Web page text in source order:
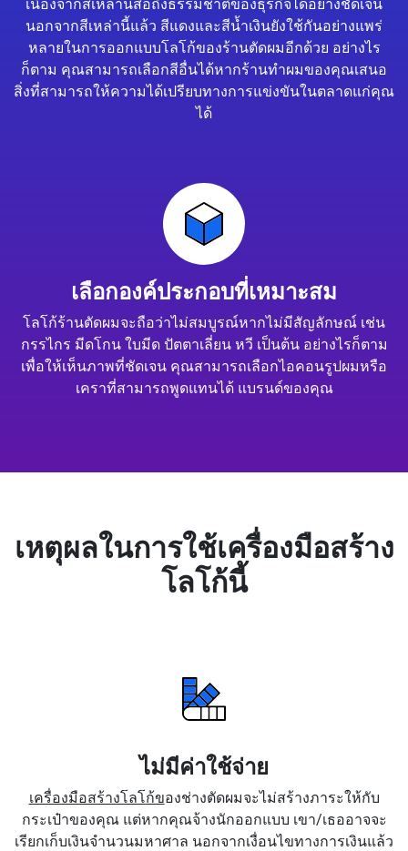
เนื่องจากสีเหล่านี้สื่อถึงธรรมชาติของธุรกิจได้อย่างชัดเจน
นอกจากสีเหล่านี้แล้ว สีแดงและสีน้ำเงินยังใช้กันอย่างแพร่
หลายในการออกแบบโลโก้ของร้านตัดผมอีกด้วย อย่างไร
ก็ตาม คุณสามารถเลือกสีอื่นได้หากร้านทำผมของคุณเสนอ
สิ่งที่สามารถให้ความได้เปรียบทางการแข่งขันในตลาดแก่คุณ
ได้
เลือกองค์ประกอบที่เหมาะสม
โลโก้ร้านตัดผมจะถือว่าไม่สมบูรณ์หากไม่มีสัญลักษณ์ เช่น
กรรไกร มีดโกน ใบมีด ปัตตาเลี่ยน หวี เป็นต้น อย่างไรก็ตาม
เพื่อให้เห็นภาพที่ชัดเจน คุณสามารถเลือกไอคอนรูปผมหรือ
เคราที่สามารถพูดแทนได้ แบรนด์ของคุณ
เหตุผลในการใช้เครื่องมือสร้าง
โลโก้นี้
ไม่มีค่าใช้จ่าย
เครื่องมือสร้างโลโก้ของช่างตัดผมจะไม่สร้างภาระให้กับ
กระเป๋าของคุณ แต่หากคุณจ้างนักออกแบบ เขา/เธออาจจะ
เรียกเก็บเงินจำนวนมหาศาล นอกจากเงื่อนไขทางการเงินแล้ว